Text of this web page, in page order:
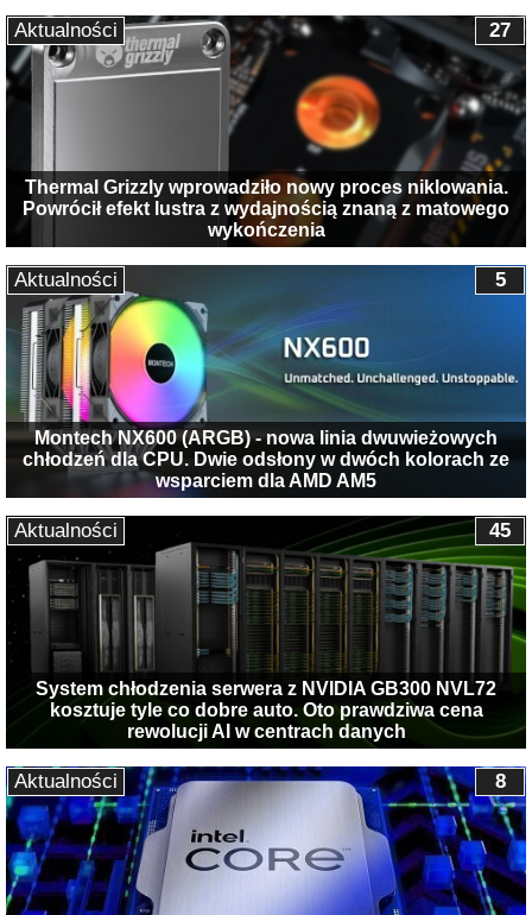
Thermal Grizzly wprowadziło nowy proces niklowania.
Powrócił efekt lustra z wydajnością znaną z matowego
wykończenia
27
Aktualności
Montech NX600 (ARGB) - nowa linia dwuwieżowych
chłodzeń dla CPU. Dwie odsłony w dwóch kolorach ze
wsparciem dla AMD AM5
5
Aktualności
System chłodzenia serwera z NVIDIA GB300 NVL72
kosztuje tyle co dobre auto. Oto prawdziwa cena
rewolucji AI w centrach danych
45
Aktualności
8
Aktualności